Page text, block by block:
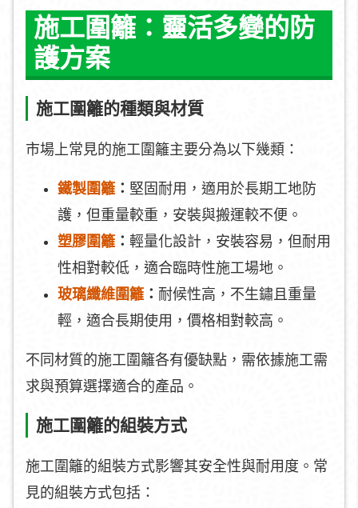
施工圍籬：靈活多變的防
護方案
施工圍籬的種類與材質
市場上常見的施工圍籬主要分為以下幾類：
鐵製圍籬 ： 堅固耐用，適用於長期工地防
護，但重量較重，安裝與搬運較不便。
塑膠圍籬 ： 輕量化設計，安裝容易，但耐用
性相對較低，適合臨時性施工場地。
玻璃纖維圍籬 ： 耐候性高，不生鏽且重量
輕，適合長期使用，價格相對較高。
不同材質的施工圍籬各有優缺點，需依據施工需
求與預算選擇適合的產品。
施工圍籬的組裝方式
施工圍籬的組裝方式影響其安全性與耐用度。常
見的組裝方式包括：